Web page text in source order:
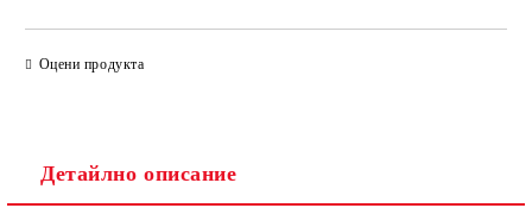
Оцени продукта
Детайлно описание